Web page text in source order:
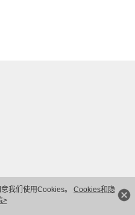
我们使用Cookies。 Cookies和隐
>